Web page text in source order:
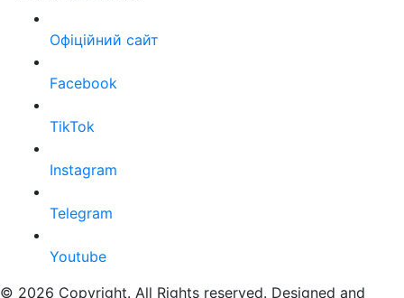
Офіційний сайт
Facebook
TikTok
Instagram
Telegram
Youtube
© 2026 Copyright. All Rights reserved. Designed and